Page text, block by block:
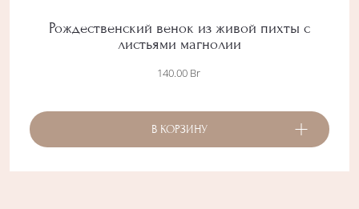
Рождественский венок из живой пихты с
листьями магнолии
140.00 Br
В КОРЗИНУ